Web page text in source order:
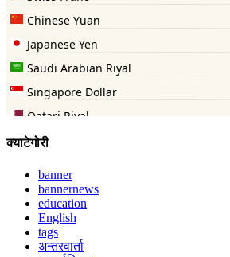
क्याटेगोरी
banner
bannernews
education
English
tags
अन्तरवार्ता